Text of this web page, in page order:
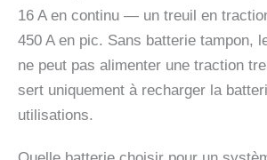
16 A en continu — un treuil en
450 A en pic. Sans batterie tampon,
ne peut pas alimenter une traction
sert uniquement à recharger la
utilisations.